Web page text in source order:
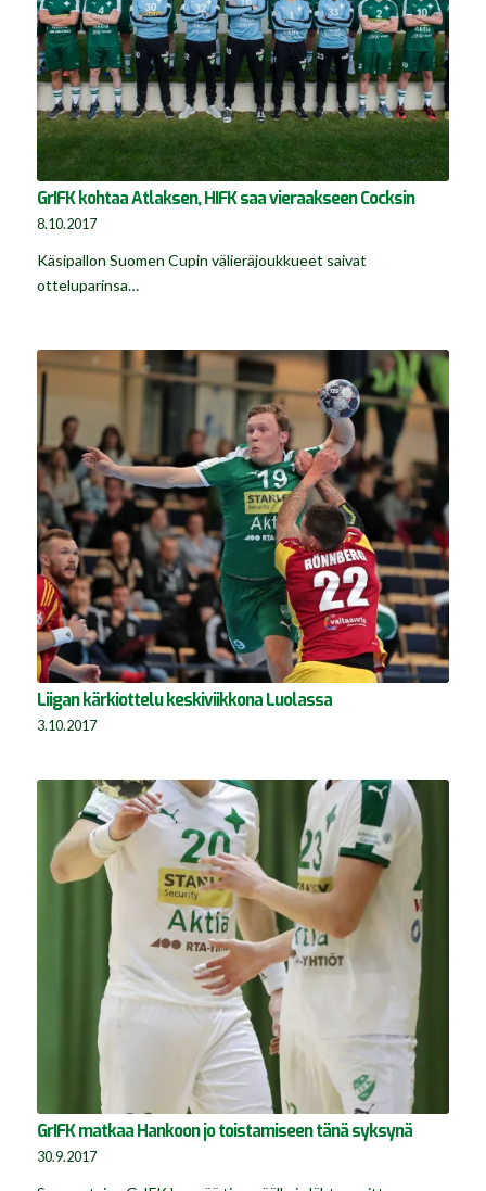
GrIFK kohtaa Atlaksen, HIFK saa vieraakseen Cocksin
8.10.2017
Käsipallon Suomen Cupin välieräjoukkueet saivat
otteluparinsa…
Liigan kärkiottelu keskiviikkona Luolassa
3.10.2017
GrIFK matkaa Hankoon jo toistamiseen tänä syksynä
30.9.2017